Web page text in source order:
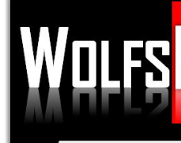
Suche